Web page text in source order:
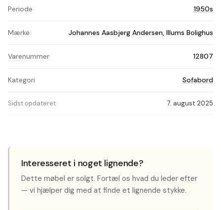
Periode 1950s
Mærke Johannes Aasbjerg Andersen, Illums Bolighus
Varenummer 12807
Kategori Sofabord
Sidst opdateret 7. august 2025
Interesseret i noget lignende?
Dette møbel er solgt. Fortæl os hvad du leder efter
— vi hjælper dig med at finde et lignende stykke.